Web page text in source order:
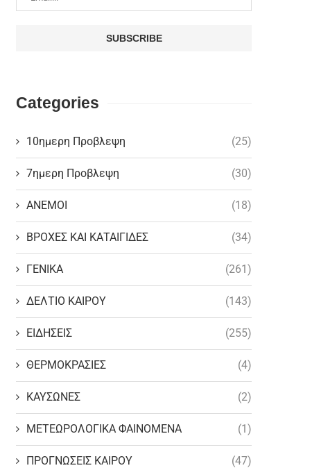
Categories
10ημερη Προβλεψη (25)
7ημερη Προβλεψη (30)
ΑΝΕΜΟΙ (18)
ΒΡΟΧΕΣ ΚΑΙ ΚΑΤΑΙΓΙΔΕΣ (34)
ΓΕΝΙΚΑ (261)
ΔΕΛΤΙΟ ΚΑΙΡΟΥ (143)
ΕΙΔΗΣΕΙΣ (255)
ΘΕΡΜΟΚΡΑΣΙΕΣ (4)
ΚΑΥΣΩΝΕΣ (2)
ΜΕΤΕΩΡΟΛΟΓΙΚΑ ΦΑΙΝΟΜΕΝΑ (1)
ΠΡΟΓΝΩΣΕΙΣ ΚΑΙΡΟΥ (47)